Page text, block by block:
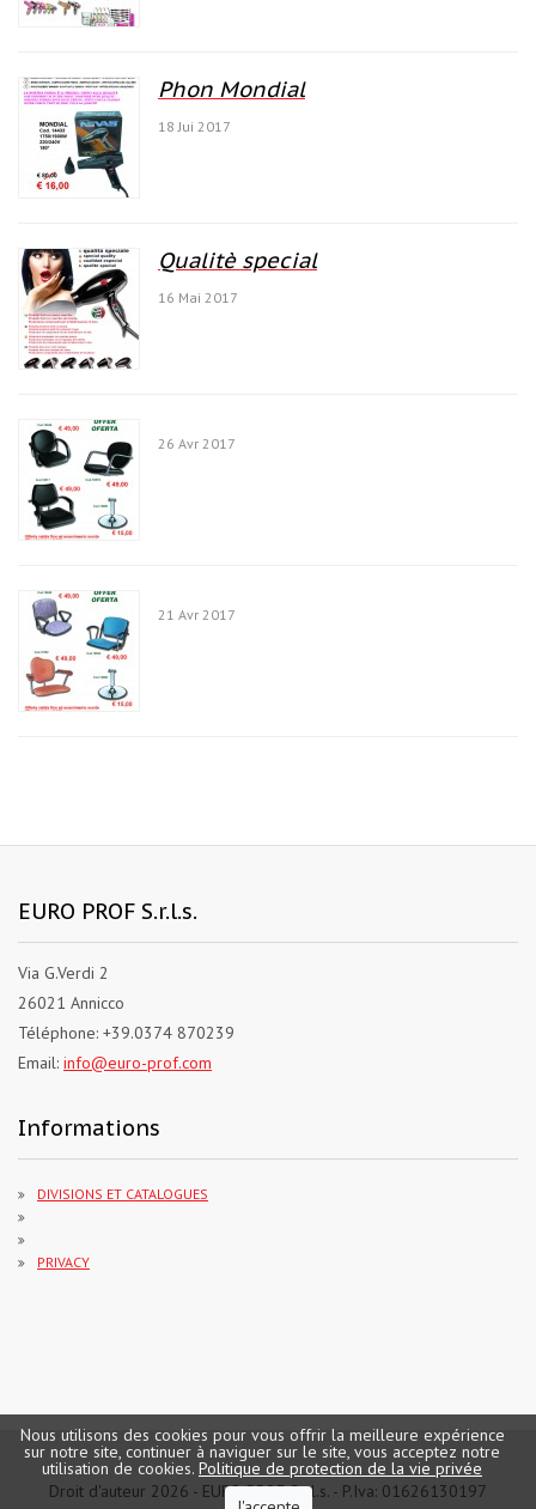
Phon Mondial
18 Jui 2017
Qualitè special
16 Mai 2017
26 Avr 2017
21 Avr 2017
EURO PROF S.r.l.s.
Via G.Verdi 2
26021 Annicco
Téléphone: +39.0374 870239
Email: info@euro-prof.com
Informations
DIVISIONS ET CATALOGUES
PRIVACY
Droit d'auteur 2026 - EURO PROF S.r.l.s. - P.Iva: 01626130197
Nous utilisons des cookies pour vous offrir la meilleure expérience
sur notre site, continuer à naviguer sur le site, vous acceptez notre
utilisation de cookies. Politique de protection de la vie privée